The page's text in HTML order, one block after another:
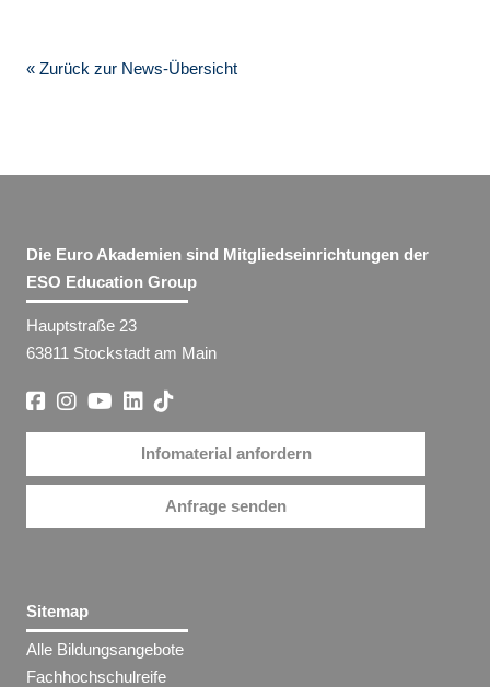
« Zurück zur News-Übersicht
Die Euro Akademien sind Mitgliedseinrichtungen der
ESO Education Group
Hauptstraße 23
63811 Stockstadt am Main
Infomaterial anfordern
Anfrage senden
Sitemap
Alle Bildungsangebote
Fachhochschulreife